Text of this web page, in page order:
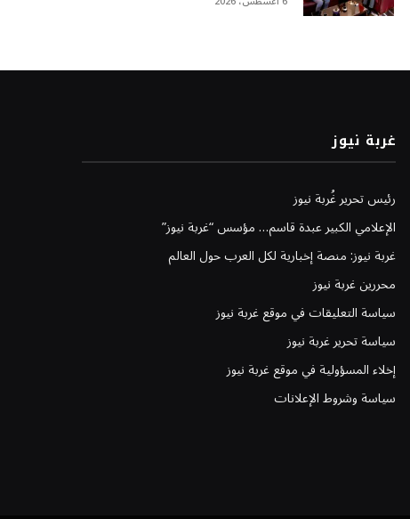
غربة نيوز
رئيس تحرير غُربة نيوز
الإعلامي الكبير عبدة قاسم… مؤسس “غربة نيوز”
غربة نيوز: منصة إخبارية لكل العرب حول العالم
محررين غربة نيوز
سياسة التعليقات في موقع غربة نيوز
سياسة تحرير غربة نيوز
إخلاء المسؤولية في موقع غربة نيوز
سياسة وشروط الإعلانات